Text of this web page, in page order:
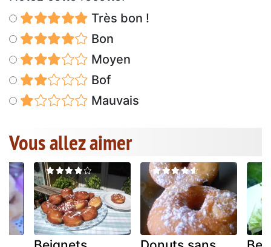
Très bon !
Bon
Moyen
Bof
Mauvais
Vous allez aimer